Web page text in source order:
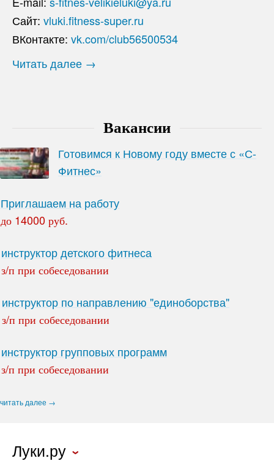
Сайт: vluki.fitness-super.ru
ВКонтакте: vk.com/club56500534
Читать далее →
Вакансии
Готовимся к Новому году вместе с «С-
Фитнес»
Приглашаем на работу
до 14000 руб.
инструктор детского фитнеса
з/п при собеседовании
инструктор по направлению "единоборства"
з/п при собеседовании
инструктор групповых программ
з/п при собеседовании
читать далее →
Луки.ру